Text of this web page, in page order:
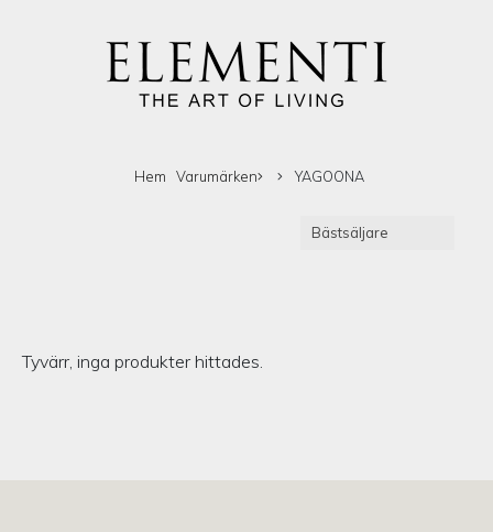
Hem Varumärken YAGOONA
Tyvärr, inga produkter hittades.